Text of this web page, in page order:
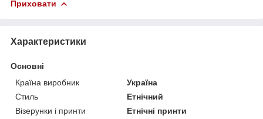
Приховати
Характеристики
Основні
Країна виробник
Україна
Стиль
Етнічний
Візерунки і принти
Етнічні принти